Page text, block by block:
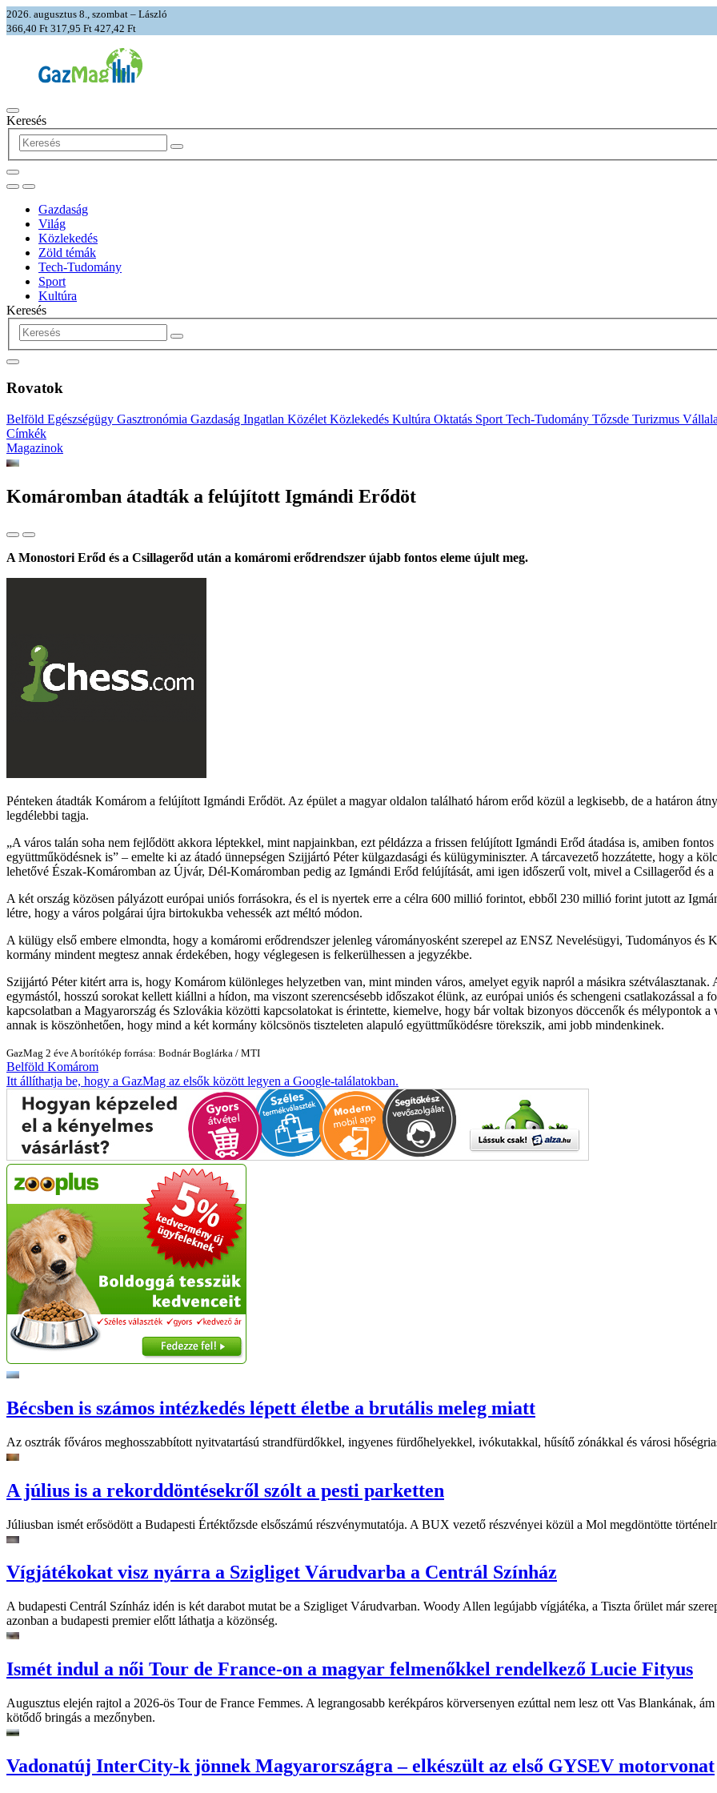
2026. augusztus 8., szombat – László
366,40 Ft 317,95 Ft 427,42 Ft
Keresés
Gazdaság
Világ
Közlekedés
Zöld témák
Tech-Tudomány
Sport
Kultúra
Keresés
Rovatok
Belföld Egészségügy Gasztronómia Gazdaság Ingatlan Közélet Közlekedés Kultúra Oktatás Sport Tech-Tudomány Tőzsde Turizmus
Címkék
Magazinok
Komáromban átadták a felújított Igmándi Erődöt
A Monostori Erőd és a Csillagerőd után a komáromi erődrendszer újabb fontos eleme újult meg.
Pénteken átadták Komárom a felújított Igmándi Erődöt. Az épület a magyar oldalon található három erőd közül a legkisebb, de a határon
legdélebbi tagja.
A város talán soha nem fejlődött akkora léptekkel, mint napjainkban, ezt példázza a frissen felújított Igmándi Erőd átadása is, amiben
együttműködésnek is
– emelte ki az átadó ünnepségen Szijjártó Péter külgazdasági és külügyminiszter. A tárcavezető hozzátette, hogy a
lehetővé Észak-Komáromban az Újvár, Dél-Komáromban pedig az Igmándi Erőd felújítását, ami igen időszerű volt, mivel a Csillagerőd és
A két ország közösen pályázott európai uniós forrásokra, és el is nyertek erre a célra 600 millió forintot, ebből 230 millió forint jutott az
létre, hogy a város polgárai újra birtokukba vehessék azt méltó módon.
A külügy első embere elmondta, hogy a komáromi erődrendszer jelenleg várományosként szerepel az ENSZ Nevelésügyi, Tudományos
kormány mindent megtesz annak érdekében, hogy véglegesen is felkerülhessen a jegyzékbe.
Szijjártó Péter kitért arra is, hogy Komárom különleges helyzetben van, mint minden város, amelyet egyik napról a másikra
egymástól, hosszú sorokat kellett kiállni a hídon, ma viszont szerencsésebb időszakot élünk, az európai uniós és schengeni csatlakozással a
kapcsolatban a Magyarország és Szlovákia közötti kapcsolatokat is érintette, kiemelve, hogy bár voltak bizonyos döccenők és mélypontok
annak is köszönhetően, hogy mind a két kormány kölcsönös tiszteleten alapuló együttműködésre törekszik, ami jobb mindenkinek.
GazMag 2 éve A borítókép forrása: Bodnár Boglárka / MTI
Belföld Komárom
Itt állíthatja be, hogy a GazMag az elsők között legyen a Google-találatokban.
Bécsben is számos intézkedés lépett életbe a brutális meleg miatt
Az osztrák főváros meghosszabbított nyitvatartású strandfürdőkkel, ingyenes fürdőhelyekkel, ivókutakkal, hűsítő zónákkal és városi
A július is a rekorddöntésekről szólt a pesti parketten
Júliusban ismét erősödött a Budapesti Értéktőzsde elsőszámú részvénymutatója. A BUX vezető részvényei közül a Mol megdöntötte
Vígjátékokat visz nyárra a Szigliget Várudvarba a Centrál Színház
A budapesti Centrál Színház idén is két darabot mutat be a Szigliget Várudvarban. Woody Allen legújabb vígjátéka, a Tiszta őrület már
azonban a budapesti premier előtt láthatja a közönség.
Ismét indul a női Tour de France-on a magyar felmenőkkel rendelkező Lucie Fityus
Augusztus elején rajtol a 2026-ös Tour de France Femmes. A legrangosabb kerékpáros körversenyen ezúttal nem lesz ott Vas Blankának,
kötődő bringás a mezőnyben.
Vadonatúj InterCity-k jönnek Magyarországra – elkészült az első GYSEV motorvonat